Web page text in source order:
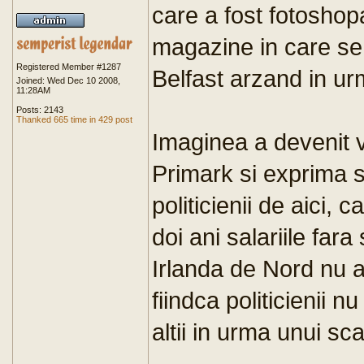
Registered Member #1287
Joined: Wed Dec 10 2008,
11:28AM
Posts: 2143
Thanked 665 time in 429 post
care a fost
magazine in care
Belfast arzand in
Imaginea a devenit
Primark si exprima
politicienii de aici,
doi ani salariile fara
Irlanda de Nord nu
fiindca politicienii
altii in urma unui